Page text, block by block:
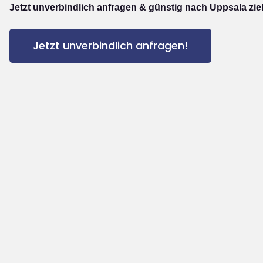
Jetzt unverbindlich anfragen & günstig nach Uppsala
Jetzt unverbindlich anfragen!